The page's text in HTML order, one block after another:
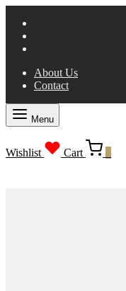
About Us
Contact
Menu
Wishlist Cart